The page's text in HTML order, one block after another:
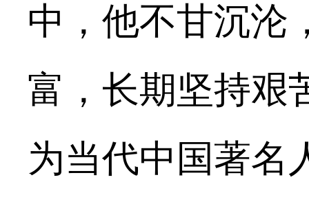
中，他不甘沉沦
富，长期坚持艰
为当代中国著名